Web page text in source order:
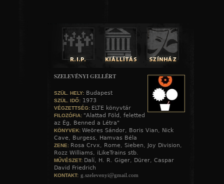
SZELEVÉNYI GELLÉRT
SZÜL. HELY: Budapest
SZÜL. IDŐ: 1973
VÉGZETTSÉG: ELTE könyvtár
FILOZÓFIA: "Alattad Föld, feletted
az Ég, Benned a Létra"
KÖNYVEK: Weöres Sándor, Boris Vian, Nick
Cave, Burgess, Hamvas Béla
ZENE: Rosa Crvx, Rome, Sieben, Joy Division,
Rozz Williams, iLikeTrains stb.
MŰVÉSZET: Dalí, H. R. Giger, Dürer, Caspar
David Friedrich
KONTAKT: g.szelevenyi@gmail.com